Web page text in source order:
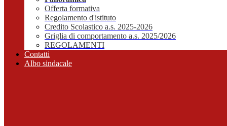
Offerta formativa
Regolamento d'istituto
Credito Scolastico a.s. 2025-2026
Griglia di comportamento a.s. 2025/2026
REGOLAMENTI
Contatti
Albo sindacale